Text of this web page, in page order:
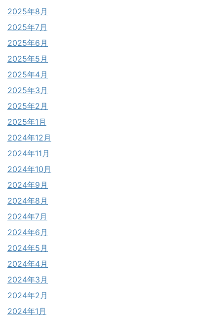
2025年8月
2025年7月
2025年6月
2025年5月
2025年4月
2025年3月
2025年2月
2025年1月
2024年12月
2024年11月
2024年10月
2024年9月
2024年8月
2024年7月
2024年6月
2024年5月
2024年4月
2024年3月
2024年2月
2024年1月